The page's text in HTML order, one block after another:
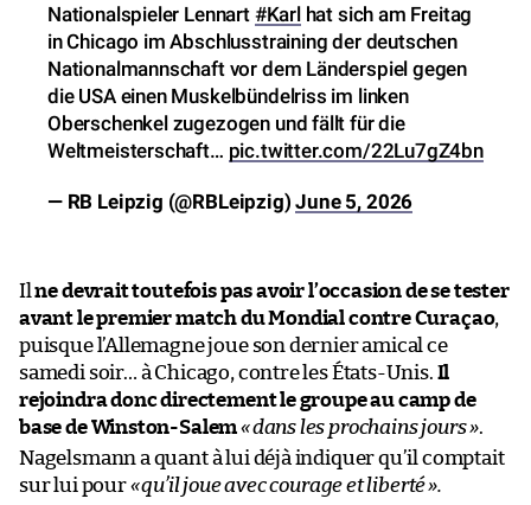
Nationalspieler Lennart #Karlhat sich am Freitag
in Chicago im Abschlusstraining der deutschen
Nationalmannschaft vor dem Länderspiel gegen
die USA einen Muskelbündelriss im linken
Oberschenkel zugezogen und fällt für die
Weltmeisterschaft… pic.twitter.com/22Lu7gZ4bn
— RB Leipzig (@RBLeipzig)June 5, 2026
Ilne devrait toutefois pas avoir l’occasion de se tester
avant le premier match du Mondial contre Curaçao,
puisque l’Allemagne joue son dernier amical ce
samedi soir… à Chicago, contre les États-Unis. Il
rejoindra donc directement le groupe au camp de
base deWinston-Salem«dans les prochains jours ».
Nagelsmann a quant à lui déjà indiquer qu’il comptait
sur lui pour«qu’il joue avec courage et liberté».